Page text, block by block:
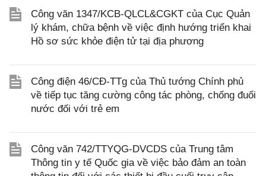
Công văn 1347/KCB-QLCL&CGKT của Cục Quản
lý khám, chữa bệnh về việc định hướng triển khai
Hồ sơ sức khỏe điện tử tại địa phương
Công điện 46/CĐ-TTg của Thủ tướng Chính phủ
về tiếp tục tăng cường công tác phòng, chống đuối
nước đối với trẻ em
Công văn 742/TTYQG-DVCDS của Trung tâm
Thông tin y tế Quốc gia về việc bảo đảm an toàn